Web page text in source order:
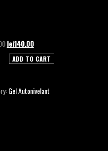
Original
price
was:
lei140.00Current
price
is:
ADD TO CART
Gel Autonivelant